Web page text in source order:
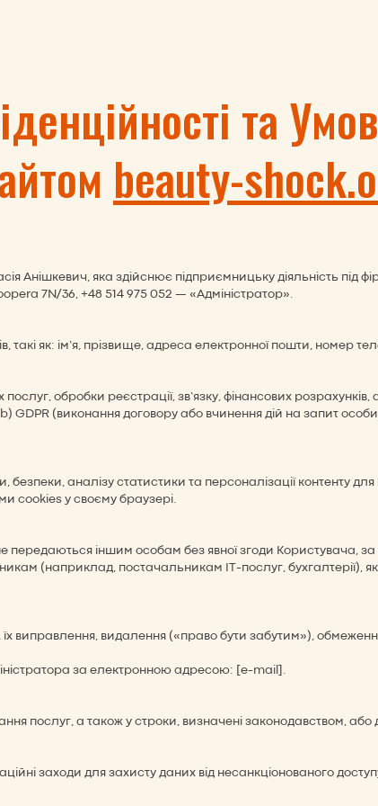
та
beauty-
Анішкевич, яка здійснює підприємницьку діяльність під
7N/36, +48 514 975 052 — «Адміністратор».
такі як: ім’я, прізвище, адреса електронної пошти, номер
обробки реєстрації, зв’язку, фінансових
(виконання договору або вчинення дій на запит особи,
аналізу статистики та персоналізації контенту для
cookies у своєму браузері.
іншим особам без явної згоди Користувача,
(наприклад, постачальникам ІТ-послуг, бухгалтерії),
виправлення, видалення («право бути забутим»),
за електронною адресою: [e-mail].
послуг, а також у строки, визначені законодавством, або
заходи для захисту даних від несанкціонованого